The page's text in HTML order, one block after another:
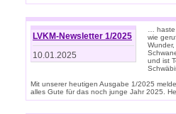
LVKM-Newsletter 1/2025
10.01.2025
…
wie
und ist
Mit unserer heutigen Ausgabe 1/2025
alles Gute für das noch junge Jahr 2025.